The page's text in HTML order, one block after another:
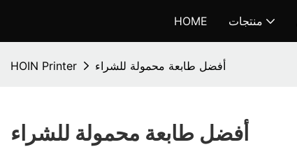
HOME منتجات
HOIN Printer أفضل طابعة محمولة للشراء
أفضل طابعة محمولة للشراء